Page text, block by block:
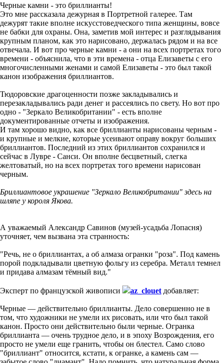
Черные камни - это бриллианты!
Это мне рассказала дежурная в Портретной галерее. Там
дежурят такие вполне искусстоведческого типа женщины, вовсе
не бабки для охраны. Она, заметив мой интерес и разглядывания
крупным планом, как это нарисовано, держалась рядом и на все
отвечала. И вот про черные камни - а они на всех портретах того
времени - объяснила, что в эти времена - отца Елизаветы с его
многочисленными женами и самой Елизаветы - это был такой
канон изображения бриллиантов.
Тюдоровские драгоценности позже закладывались и
перезакладывались ради денег и рассеялись по свету. Но вот про
одно - "Зеркало Великобритании" - есть вполне
документированные отчеты и изображения.
И там хорошо видно, как все бриллианты нарисованы черным -
и крупные и мелкие, которые усеивают оправу вокруг больших
бриллиантов. Последний из этих бриллиантов сохранился и
сейчас в Лувре - Санси. Он вполне бесцветный, слегка
желтоватый, но на всех портретах того времени нарисован
черным.
Бриллиантовое украшение "Зеркало Великобритании" здесь на
шляпе у короля Якова.
А уважаемый Александр Савинов (музей-усадьба Лопасня)
уточняет, чем вызвана эта странность:
"Речь, не о бриллиантах, а об алмаза огранки "роза". Под камень
порой подкладывали цветную фольгу из серебра. Металл темнел
и придава алмазам тёмный вид."
Эксперт по французской живописи az_clouet добавляет:
Черные — действительно бриллианты. Дело совершенно не в
том, что художники не умели их рисовать, или что был такой
канон. Просто они действительно были черные. Огранка
бриллианта — очень трудное дело, и в эпоху Возрождения, его
просто не умели еще гранить, чтобы он блестел. Само слово
"бриллиант" относится, кстати, к огранке, а камень сам —